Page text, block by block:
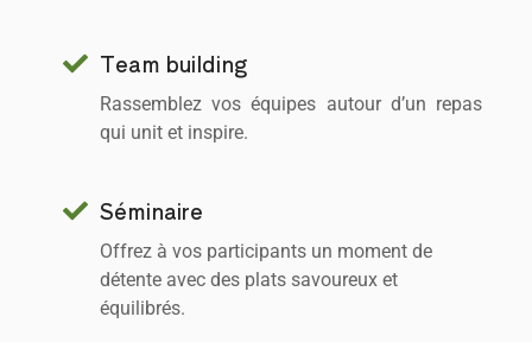
Team building
Rassemblez vos équipes autour d’un repas
qui unit et inspire.
Séminaire
Offrez à vos participants un moment de
détente avec des plats savoureux et
équilibrés.